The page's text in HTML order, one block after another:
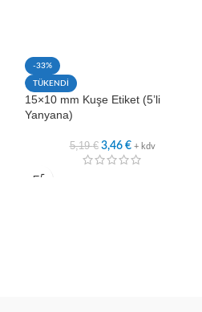
-33%
TÜKENDİ
15×10 mm Kuşe Etiket (5’li
Yanyana)
5,19€ 3,46 € + kdv